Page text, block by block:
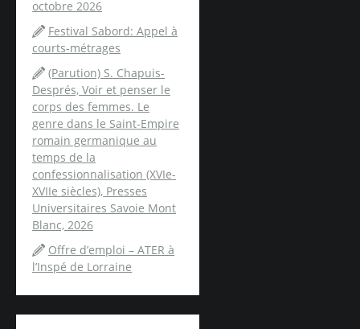
octobre 2026
Festival Sabord: Appel à
courts-métrages
(Parution) S. Chapuis-
Després, Voir et penser le
corps des femmes. Le
genre dans le Saint-Empire
romain germanique au
temps de la
confessionnalisation (XVIe-
XVIIe siècles), Presses
Universitaires Savoie Mont
Blanc, 2026
Offre d’emploi – ATER à
l’Inspé de Lorraine